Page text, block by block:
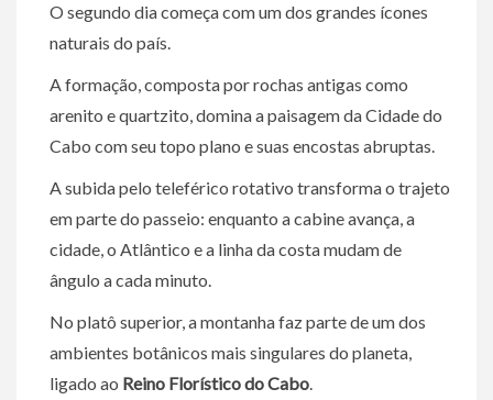
O segundo dia começa com um dos grandes ícones
naturais do país.
A formação, composta por rochas antigas como
arenito e quartzito, domina a paisagem da Cidade do
Cabo com seu topo plano e suas encostas abruptas.
A subida pelo teleférico rotativo transforma o trajeto
em parte do passeio: enquanto a cabine avança, a
cidade, o Atlântico e a linha da costa mudam de
ângulo a cada minuto.
No platô superior, a montanha faz parte de um dos
ambientes botânicos mais singulares do planeta,
ligado ao Reino Florístico do Cabo.